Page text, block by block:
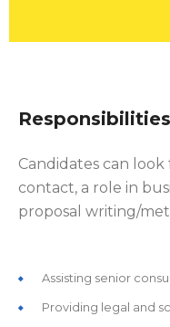
Responsibilities
Candidates can
contact, a role in
proposal writing/
Assisting senior
Providing legal and